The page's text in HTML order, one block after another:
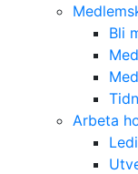
Bli
Arbeta